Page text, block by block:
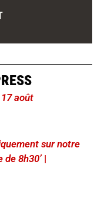
août
sur notre
de 8h30’|